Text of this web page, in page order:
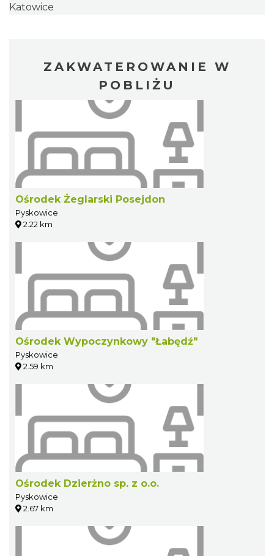
Katowice
ZAKWATEROWANIE W
POBLIŻU
Ośrodek Żeglarski Posejdon
Pyskowice
2.22 km
Ośrodek Wypoczynkowy "Łabędź"
Pyskowice
2.59 km
Ośrodek Dzierżno sp. z o.o.
Pyskowice
2.67 km